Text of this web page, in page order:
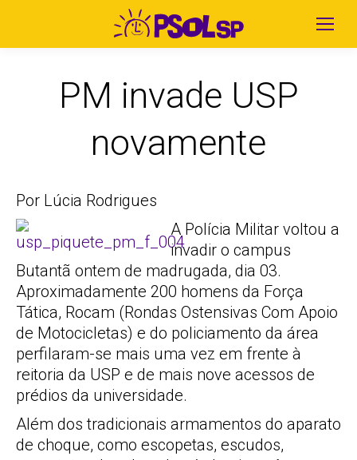
PM invade USP
novamente
Por Lúcia Rodrigues
A Polícia Militar voltou a
invadir o campus
Butantã ontem de madrugada, dia 03.
Aproximadamente 200 homens da Força
Tática, Rocam (Rondas Ostensivas Com Apoio
de Motocicletas) e do policiamento da área
perfilaram-se mais uma vez em frente à
reitoria da USP e de mais nove acessos de
prédios da universidade.
Além dos tradicionais armamentos do aparato
de choque, como escopetas, escudos,